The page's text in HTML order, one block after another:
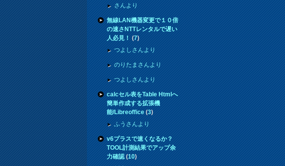
さんより
無線LAN機器変更で１０倍
の速さNTTレンタルで遅い
人必見！(7)
つよしさんより
のりたまさんより
つよしさんより
calcセル表をTable Htmlへ
簡単作成する拡張機
能/Libreoffice(3)
ふうさんより
v6プラスで速くなるか？
TOOL計測結果でアップ余
力確認(10)